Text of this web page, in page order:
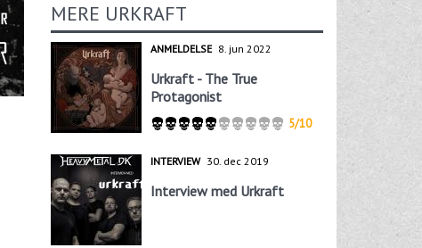
MERE URKRAFT
ANMELDELSE 8. jun 2022
Urkraft - The True
Protagonist
5/10
INTERVIEW 30. dec 2019
Interview med Urkraft